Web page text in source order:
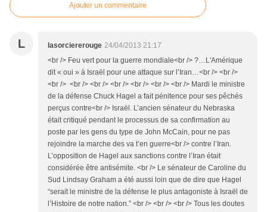
Ajouter un commentaire
L lasorciererouge 24/04/2013 21:17
<br /> Feu vert pour la guerre mondiale<br /> ?…L'Amérique
dit « oui » à Israël pour une attaque sur l’Iran…<br /> <br />
<br /> <br /> <br /> <br /> <br /> <br /> <br /> Mardi le ministre
de la défense Chuck Hagel a fait pénitence pour ses pêchés
perçus contre<br /> Israël. L’ancien sénateur du Nebraska
était critiqué pendant le processus de sa confirmation au
poste par les gens du type de John McCain, pour ne pas
rejoindre la marche des va t’en guerre<br /> contre l’Iran.
L’opposition de Hagel aux sanctions contre l’Iran était
considérée être antisémite. <br /> Le sénateur de Caroline du
Sud Lindsay Graham a été aussi loin que de dire que Hagel
“serait le ministre de la défense le plus antagoniste à Israël de
l’Histoire de notre nation.” <br /> <br /> <br /> Tous les doutes